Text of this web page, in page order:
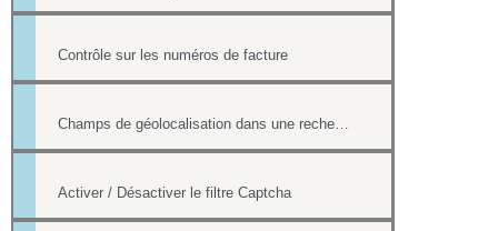
Contrôle sur les numéros de facture
Activer / Désactiver le filtre Captcha